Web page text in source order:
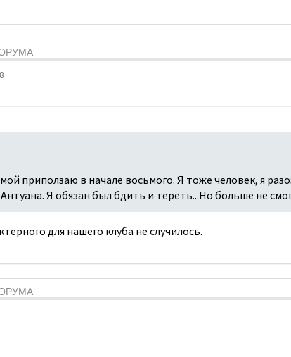
приползаю в начале восьмого. Я тоже человек, я
Я обязан был бдить и тереть...Но больше не
для нашего клуба не случилось.